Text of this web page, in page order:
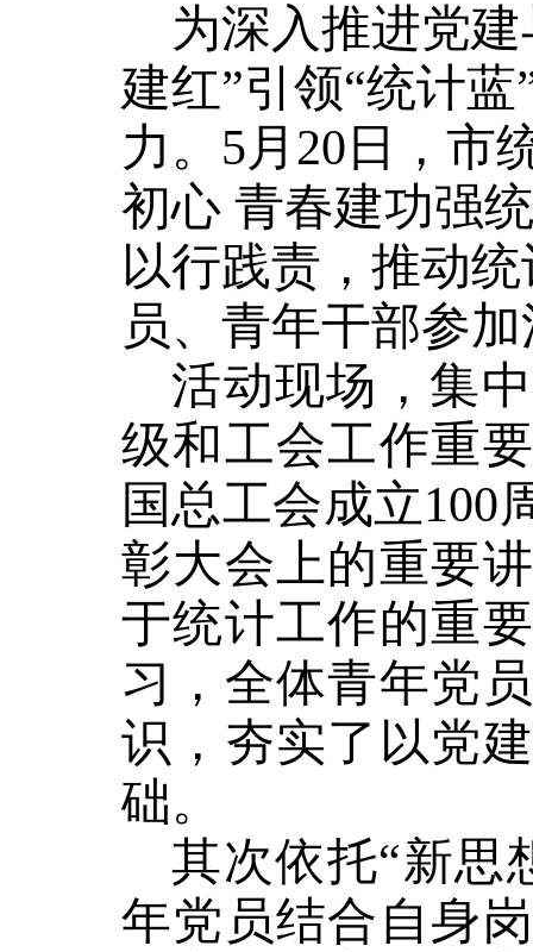
为深入推进党
建红”引领“统计
力。 5月 20 日，市
初心 青春建功强
以行践责，推动
员、青年干部参
活动现场，集
级和工会工作重
国总工会成立100
彰大会上的重要
于统计工作的重
习，全体青年党
识，夯实了以党
础。
其次依托“新思
年党员结合自身